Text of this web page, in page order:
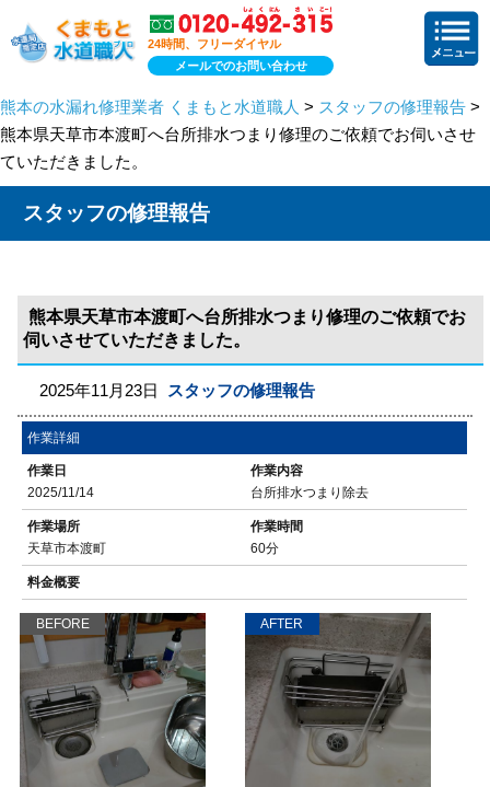
24時間、フリーダイヤル
メールでのお問い合わせ
熊本の水漏れ修理業者 くまもと水道職人 > スタッフの修理報告 >
熊本県天草市本渡町へ台所排水つまり修理のご依頼でお伺いさせ
ていただきました。
スタッフの修理報告
熊本県天草市本渡町へ台所排水つまり修理のご依頼でお
伺いさせていただきました。
2025年11月23日 スタッフの修理報告
作業詳細
作業日
2025/11/14
作業内容
台所排水つまり除去
作業場所
天草市本渡町
作業時間
60分
料金概要
BEFORE AFTER